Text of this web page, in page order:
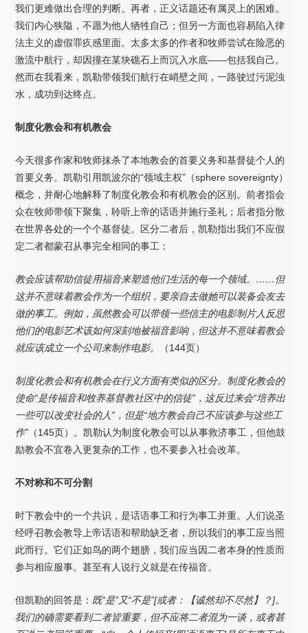
我们更难做出合理的判断。再者，正义话题还有属灵上的困难。
我们内心狭隘，不愿为他人牺牲自己；但另一方面也容易陷入律
法主义的虚假罪疚感里面。太多太多的作者和牧师尝试在险恶的
激流中航行，却因撞在某块礁石上而沉入水底——包括我自己。
然而在我看来，凯勒带领我们航行在峭壁之间，一路驶过污泥浊
水，成功到达终点。
制度化教会和有机教会
今天很多作家和牧师抹杀了本地教会的首要义务和基督徒个人的
首要义务。凯勒引用凯波尔的“领域主权”（sphere sovereignty）
概念，并耐心地解释了制度化教会和有机教会的区别。前者指会
众在牧师带领下聚集，聆听上帝的话语并施行圣礼；后者指分散
在世界各处的一个个基督徒。区分二者后，凯勒指出我们不应假
定二者都蒙召从事完全相同的事工：
教会应该帮助信徒用福音来塑造他们生活的每一个领域。……但
这并不意味着教会作为一个组织，要亲自去做她可以装备会友去
做的事工。例如，虽然教会可以带领一些信主的电影制片人反思
他们的电影艺术该如何深刻地被福音影响，但这并不意味着教会
就应该成立一个公司来制作电影。
（144页）
制度化教会和有机教会在行义方面有类似的区分。制度化教会的
使命“是传福音和牧养基督教社区中的信徒”，这反过来会“培养出
一些可以改变社会的人”，但是“地方教会自己不应该参与这些工
作” （145页）。凯勒认为制度化教会可以从事救济事工，但他鼓
励教会不宜卷入更复杂的工作，也不要参入社会改革。
不对称和不可分割
时下教会中的一个共识，是话语事工和行为事工并重。人们说圣
经呼召教会教导上帝话语和帮助缺乏者，所以我们的事工应当照
此而行。它们正如鸟的两个翅膀，我们应当因二者本身的性质而
参与相应服事。甚至有人说行义就是在传福音。
但凯勒的回答是： 既“是”又“不是”[或者：【诚然却不尽然】？]。
我们的确需要看到二者皆重要，但不应将二者混为一谈，或者甚